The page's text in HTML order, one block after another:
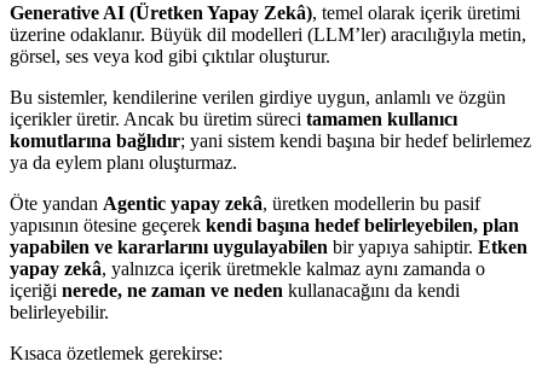
Generative AI (Üretken Yapay Zekâ), temel olarak içerik üretimi
üzerine odaklanır. Büyük dil modelleri (LLM’ler) aracılığıyla metin,
görsel, ses veya kod gibi çıktılar oluşturur.
Bu sistemler, kendilerine verilen girdiye uygun, anlamlı ve özgün
içerikler üretir. Ancak bu üretim süreci tamamen kullanıcı
komutlarına bağlıdır; yani sistem kendi başına bir hedef belirlemez
ya da eylem planı oluşturmaz.
Öte yandan Agentic yapay zekâ, üretken modellerin bu pasif
yapısının ötesine geçerek kendi başına hedef belirleyebilen, plan
yapabilen ve kararlarını uygulayabilen bir yapıya sahiptir. Etken
yapay zekâ, yalnızca içerik üretmekle kalmaz aynı zamanda o
içeriği nerede, ne zaman ve neden kullanacağını da kendi
belirleyebilir.
Kısaca özetlemek gerekirse: